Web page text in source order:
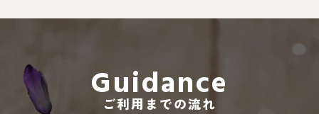
CEO BLOG
Guidance
ご利用までの流れ